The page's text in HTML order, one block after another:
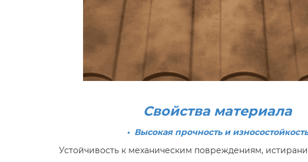
Свойства материала
• Высокая прочность и износостойкость
Устойчивость к механическим повреждениям,